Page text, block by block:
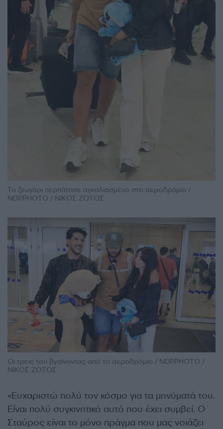
Το ζευγάρι περπάτησε αγκαλιασμένο στο αεροδρόμιο /
NDPPHOTO / ΝΙΚΟΣ ΖΟΤΟΣ
Οι τρεις του βγαίνοντας από το αεροδρόμιο / NDPPHOTO /
ΝΙΚΟΣ ΖΟΤΟΣ
«Ευχαριστώ πολύ τον κόσμο για τα μηνύματά του.
Είναι πολύ συγκινητικό αυτό που έχει συμβεί. Ο
Σταύρος είναι το μόνο πράγμα που μας νοιάζει